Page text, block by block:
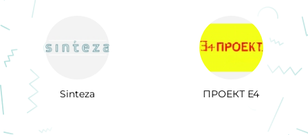
Sinteza ПРОЕКТ Е4